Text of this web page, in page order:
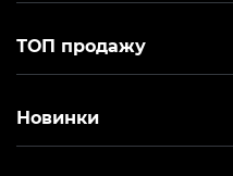
ТОП продажу
Новинки